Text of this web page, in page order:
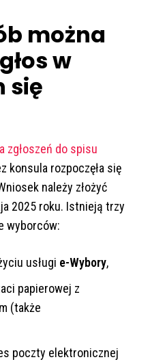
można
w
się
zgłoszeń do spisu
konsula rozpoczęła się
należy złożyć
2025 roku. Istnieją trzy
wyborców:
usługi e-Wybory,
papierowej z
(także
poczty elektronicznej